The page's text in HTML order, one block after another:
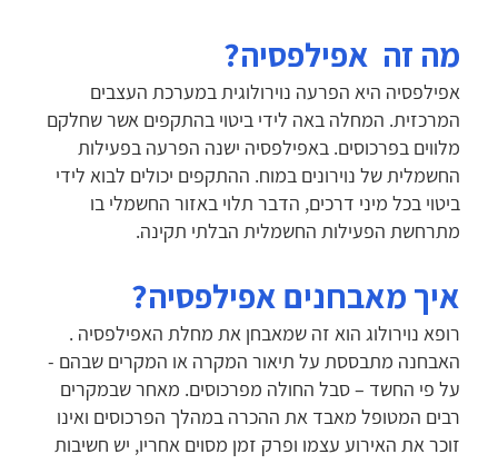
מה זה אפילפסיה?
אפילפסיה היא הפרעה נוירולוגית במערכת העצבים
המרכזית. המחלה באה לידי ביטוי בהתקפים אשר שחלקם
מלווים בפרכוסים. באפילפסיה ישנה הפרעה בפעילות
החשמלית של נוירונים במוח. ההתקפים יכולים לבוא לידי
ביטוי בכל מיני דרכים, הדבר תלוי באזור החשמלי בו
מתרחשת הפעילות החשמלית הבלתי תקינה.
איך מאבחנים אפילפסיה?
רופא נוירולוג הוא זה שמאבחן את מחלת האפילפסיה .
האבחנה מתבססת על תיאור המקרה או המקרים שבהם -
על פי החשד – סבל החולה מפרכוסים. מאחר שבמקרים
רבים המטופל מאבד את ההכרה במהלך הפרכוסים ואינו
זוכר את האירוע עצמו ופרק זמן מסוים אחריו, יש חשיבות